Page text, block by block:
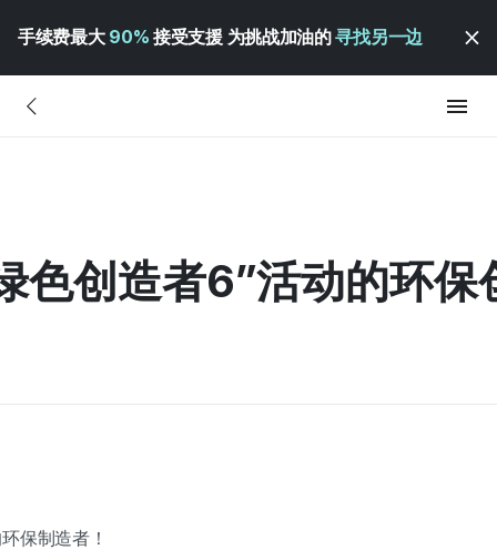
手续费最大 90% 接受支援 为挑战加油的寻找另一边
色创造者6”活动的环保
保制造者！